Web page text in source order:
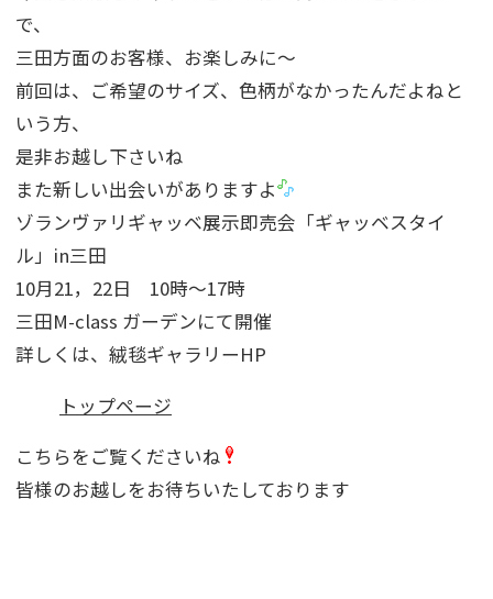
で、
三田方面のお客様、お楽しみに〜
前回は、ご希望のサイズ、色柄がなかったんだよねと
いう方、
是非お越し下さいね
また新しい出会いがありますよ
ゾランヴァリギャッベ展示即売会「ギャッベスタイ
ル」in三田
10月21，22日 10時〜17時
三田M-class ガーデンにて開催
詳しくは、絨毯ギャラリーHP
トップページ
こちらをご覧くださいね
皆様のお越しをお待ちいたしております